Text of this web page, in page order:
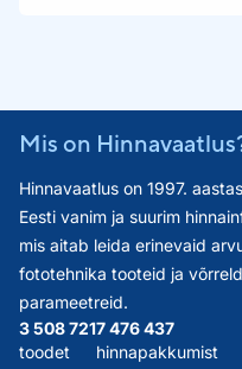
Mis on
Hinnavaatlus on 1997.
Eesti vanim ja suurim
mis aitab leida erinevaid
fototehnika tooteid ja
parameetreid.
3 508 721
toodet
7 476 437
hinnapakkumist